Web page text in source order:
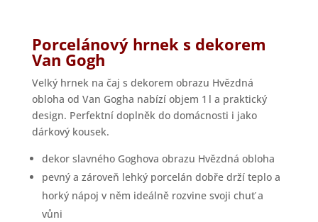
Porcelánový hrnek s dekorem
Van Gogh
Velký hrnek na čaj s dekorem obrazu Hvězdná
obloha od Van Gogha nabízí objem 1 l a praktický
design. Perfektní doplněk do domácnosti i jako
dárkový kousek.
dekor slavného Goghova obrazu Hvězdná obloha
pevný a zároveň lehký porcelán dobře drží teplo a
horký nápoj v něm ideálně rozvine svoji chuť a
vůni